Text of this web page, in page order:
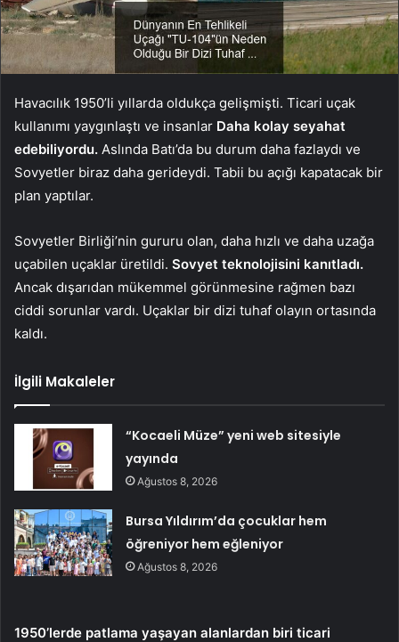
Havacılık 1950’li yıllarda oldukça gelişmişti. Ticari uçak
kullanımı yaygınlaştı ve insanlar Daha kolay seyahat
edebiliyordu. Aslında Batı’da bu durum daha fazlaydı ve
Sovyetler biraz daha gerideydi. Tabii bu açığı kapatacak bir
plan yaptılar.
Sovyetler Birliği’nin gururu olan, daha hızlı ve daha uzağa
uçabilen uçaklar üretildi. Sovyet teknolojisini kanıtladı.
Ancak dışarıdan mükemmel görünmesine rağmen bazı
ciddi sorunlar vardı. Uçaklar bir dizi tuhaf olayın ortasında
kaldı.
İlgili Makaleler
“Kocaeli Müze” yeni web sitesiyle
yayında
Ağustos 8, 2026
Bursa Yıldırım’da çocuklar hem
öğreniyor hem eğleniyor
Ağustos 8, 2026
1950’lerde patlama yaşayan alanlardan biri ticari